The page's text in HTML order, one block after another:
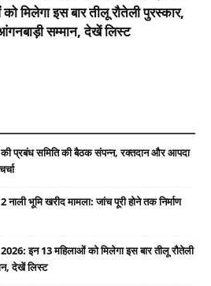
मिलेगा इस बार तीलू रौतेली पुरस्कार,
सम्मान, देखें लिस्ट
की प्रबंध समिति की बैठक संपन्न, रक्तदान और आपदा
नाली भूमि खरीद मामला: जांच पूरी होने तक निर्माण
इन 13 महिलाओं को मिलेगा इस बार तीलू रौतेली
देखें लिस्ट